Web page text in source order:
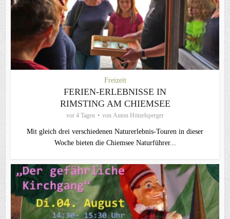
Freizeit
FERIEN-ERLEBNISSE IN
RIMSTING AM CHIEMSEE
vor 4 Tagen von Anton Hötzelsperger
Mit gleich drei verschiedenen Naturerlebnis-Touren in dieser
Woche bieten die Chiemsee Naturführer...